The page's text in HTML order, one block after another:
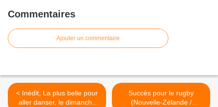
Commentaires
Ajouter un commentaire
< Inédit, La plus belle pour
aller danser, le dimanche
Succès pour le rugby
(Nouvelle-Zélande /